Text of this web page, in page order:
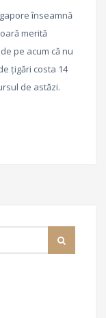
înseamnă
merită
pe acum că nu
țigări costa 14
de astăzi.